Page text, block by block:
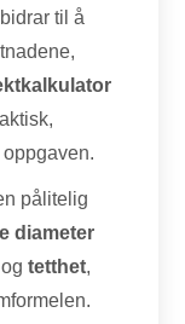
bidrar til å
pålitelig
diameter
ogtetthet,